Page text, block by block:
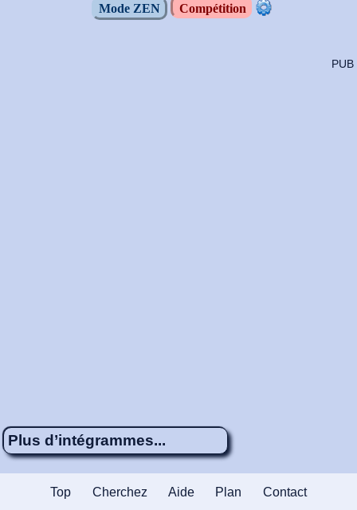
Mode ZEN Compétition
Plus d’intégrammes...
Énigme 730 4 x 5
nombreuses
Top Cherchez Aide Plan Contact